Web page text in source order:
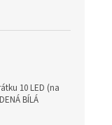
10 LED (na
BÍLÁ